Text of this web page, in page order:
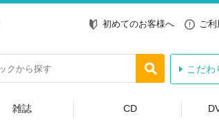
初めてのお客様へ ご
こだわ
雑誌 CD